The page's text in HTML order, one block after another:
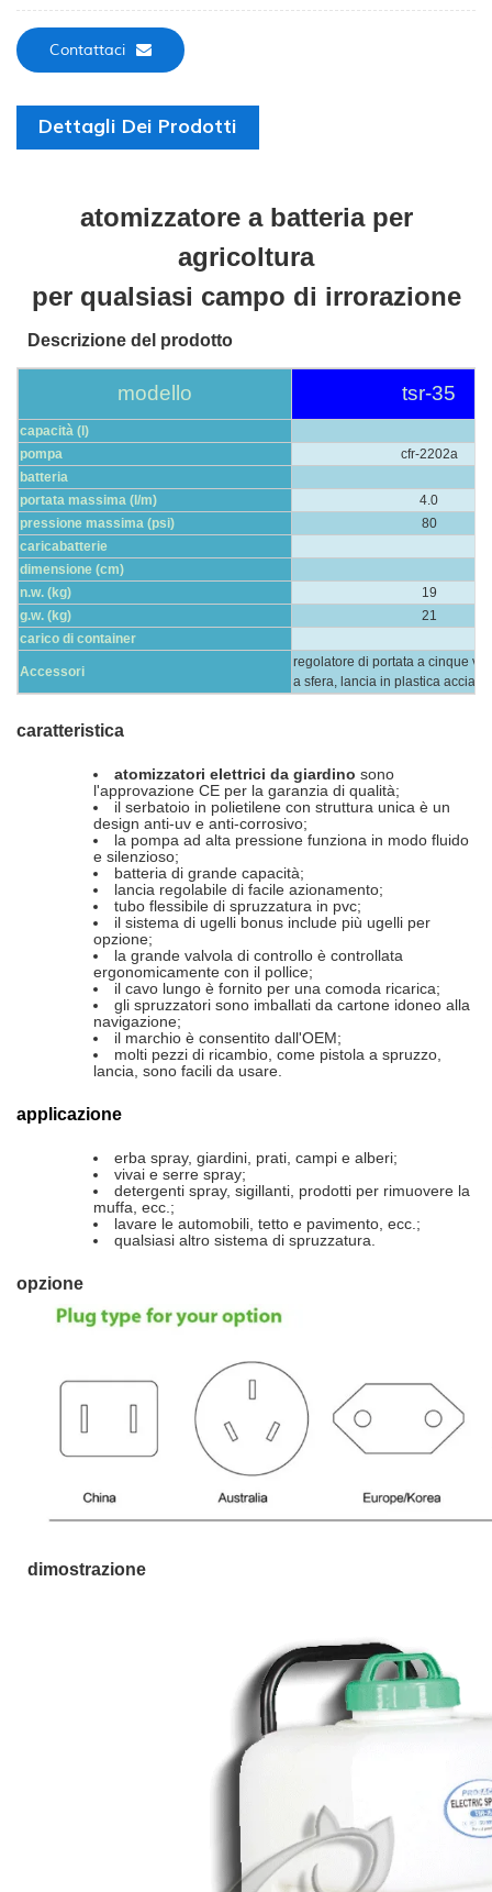
Contattaci
Dettagli Dei Prodotti
atomizzatore a batteria per
agricoltura
per qualsiasi campo di irrorazione
Descrizione del prodotto
modello tsr-35
capacità (l)
pompa
cfr-2202a
batteria
portata massima (l/m)
4.0
pressione massima (psi)
80
caricabatterie
dimensione (cm)
n.w. (kg)
19
g.w. (kg)
21
carico di container
Accessori
regolatore di portata a cinque
a sfera, lancia in plastica
caratteristica
atomizzatori elettrici da giardino sono
l'approvazione CE per la garanzia di qualità;
il serbatoio in polietilene con struttura unica è un
design anti-uv e anti-corrosivo;
la pompa ad alta pressione funziona in modo fluido
e silenzioso;
batteria di grande capacità;
lancia regolabile di facile azionamento;
tubo flessibile di spruzzatura in pvc;
il sistema di ugelli bonus include più ugelli per
opzione;
la grande valvola di controllo è controllata
ergonomicamente con il pollice;
il cavo lungo è fornito per una comoda ricarica;
gli spruzzatori sono imballati da cartone idoneo alla
navigazione;
il marchio è consentito dall'OEM;
molti pezzi di ricambio, come pistola a spruzzo,
lancia, sono facili da usare.
applicazione
erba spray, giardini, prati, campi e alberi;
vivai e serre spray;
detergenti spray, sigillanti, prodotti per rimuovere la
muffa, ecc.;
lavare le automobili, tetto e pavimento, ecc.;
qualsiasi altro sistema di spruzzatura.
opzione
dimostrazione